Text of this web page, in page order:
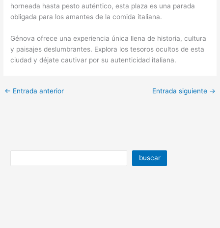
horneada hasta pesto auténtico, esta plaza es una parada
obligada para los amantes de la comida italiana.
Génova ofrece una experiencia única llena de historia, cultura
y paisajes deslumbrantes. Explora los tesoros ocultos de esta
ciudad y déjate cautivar por su autenticidad italiana.
← Entrada anterior Entrada siguiente →
buscar